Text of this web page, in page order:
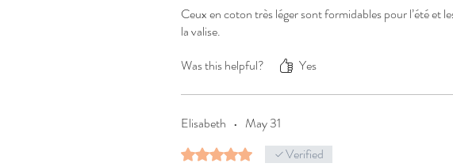
Ceux en coton très léger sont formidables pour l’été et
la valise.
Was this helpful?
Yes
Elisabeth • May 31
Rated 5 out of 5 stars.Verified